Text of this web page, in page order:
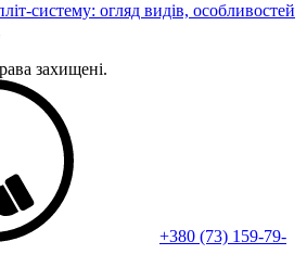
систему: огляд видів, особливостей
захищені.
+380 (73) 159-79-